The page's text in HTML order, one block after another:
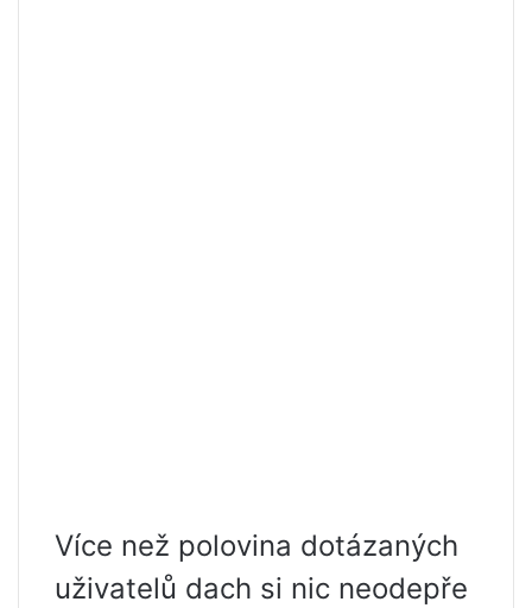
Více než polovina dotázaných
uživatelů dach si nic neodepře